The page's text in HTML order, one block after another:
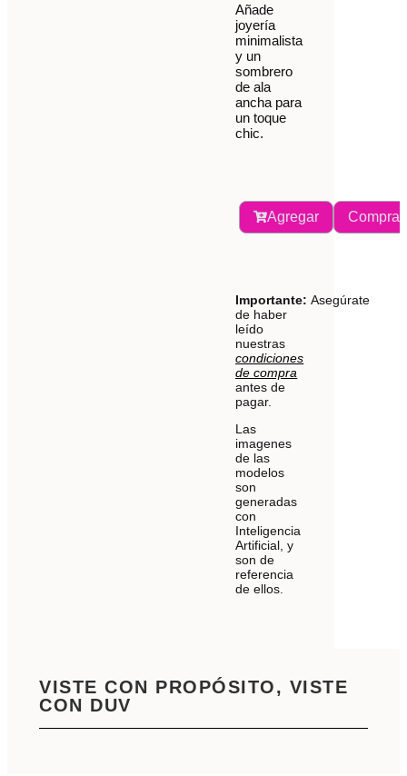
Añade
joyería
minimalista
y un
sombrero
de ala
ancha para
un toque
chic.
Agregar Comprar
Importante: Asegúrate
de haber
leído
nuestras
condiciones
de compra
antes de
pagar.
Las
imagenes
de las
modelos
son
generadas
con
Inteligencia
Artificial, y
son de
referencia
de ellos.
VISTE CON PROPÓSITO, VISTE
CON DUV